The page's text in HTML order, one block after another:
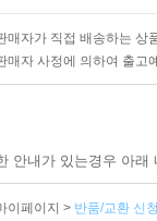
있었다.
잠을 자지 못한다.
인공은 술을 마
가지도 않는다. 오
매자가 직접 배송하는 상
매자 사정에 의하여 출고
안내가 있는경우 아
이페이지 > 반품/교환 신